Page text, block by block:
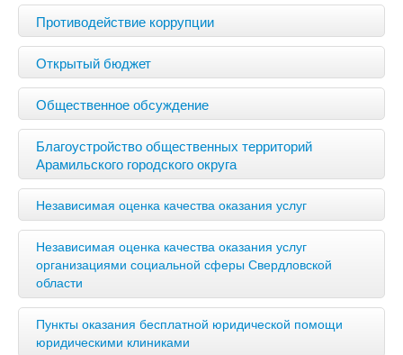
Противодействие коррупции
Открытый бюджет
Общественное обсуждение
Благоустройство общественных территорий
Арамильского городского округа
Независимая оценка качества оказания услуг
Независимая оценка качества оказания услуг
организациями социальной сферы Свердловской
области
Пункты оказания бесплатной юридической помощи
юридическими клиниками